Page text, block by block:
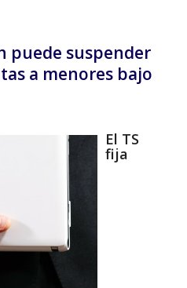
puede suspender
a menores bajo
El TS
fija